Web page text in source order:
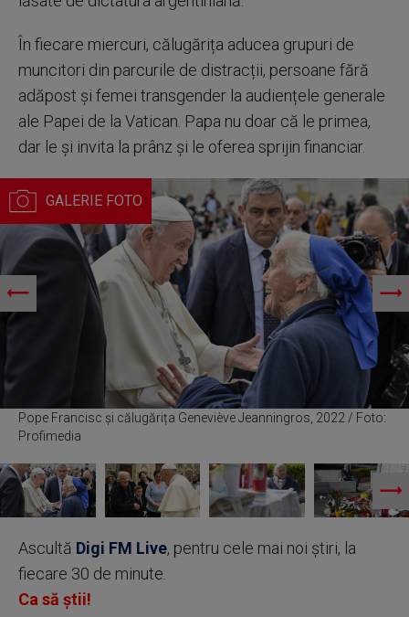
În fiecare miercuri, călugărița aducea grupuri de
muncitori din parcurile de distracții, persoane fără
adăpost și femei transgender la audiențele generale
ale Papei de la Vatican. Papa nu doar că le primea,
dar le și invita la prânz și le oferea sprijin financiar.
Pope Francisc și călugărița Geneviève Jeanningros, 2022 / Foto:
Profimedia
Ascultă Digi FM Live, pentru cele mai noi știri, la
fiecare 30 de minute.
Ca să știi!